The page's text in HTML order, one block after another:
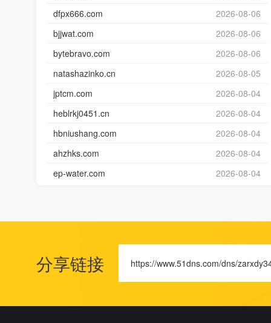
dfpx666.com
2026-08-06
bjjwat.com
2026-08-06
bytebravo.com
2026-08-06
natashazinko.cn
2026-08-05
jptcm.com
2026-08-04
heblrkj0451.cn
2026-08-04
hbniushang.com
2026-08-04
ahzhks.com
2026-08-04
ep-water.com
2026-08-04
分享链接 https://www.51dns.com/dns/